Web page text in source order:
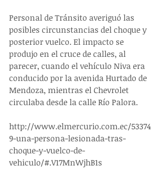
Personal de Tránsito averiguó las
posibles circunstancias del choque y
posterior vuelco. El impacto se
produjo en el cruce de calles, al
parecer, cuando el vehículo Niva era
conducido por la avenida Hurtado de
Mendoza, mientras el Chevrolet
circulaba desde la calle Río Palora.
http://www.elmercurio.com.ec/53374
9-una-persona-lesionada-tras-
choque-y-vuelco-de-
vehiculo/#.V17MnWjhB1s